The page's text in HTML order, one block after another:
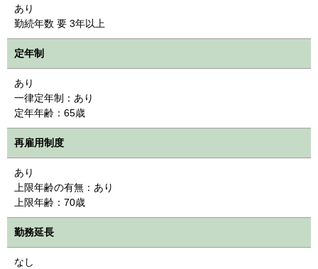
あり
勤続年数 要 3年以上
定年制
あり
一律定年制：あり
定年年齢：65歳
再雇用制度
あり
上限年齢の有無：あり
上限年齢：70歳
勤務延長
なし